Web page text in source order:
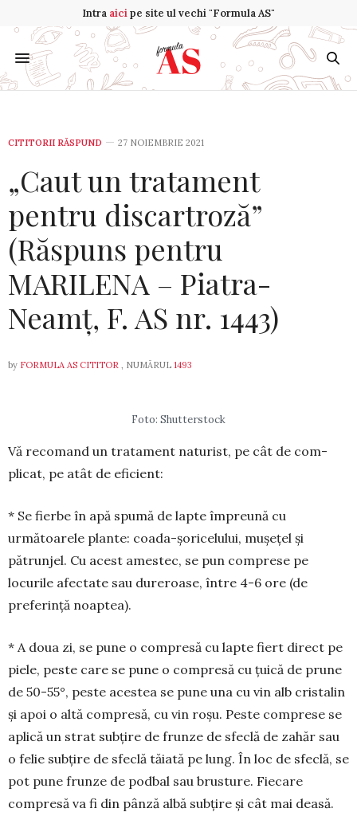
Intra aicipe site ul vechi "Formula AS"
CITITORII RĂSPUND 27 NOIEMBRIE 2021
„Caut un tratament
pentru discartroză”
(Răspuns pentru
MARILENA – Piatra-
Neamț, F. AS nr. 1443)
by FORMULA AS CITITOR , NUMĂRUL 1493
Foto: Shutterstock
Vă recomand un tratament naturist, pe cât de com­
plicat, pe atât de eficient:
* Se fierbe în apă spumă de lapte împreună cu
următoarele plante: coada-șo­ri­ce­lului, mușețel și
pătrunjel. Cu acest amestec, se pun comprese pe
locurile afectate sau dureroase, între 4-6 ore (de
preferință noaptea).
* A doua zi, se pune o com­presă cu lapte fiert direct pe
pie­le, peste care se pune o compresă cu țuică de prune
de 50-55°, peste acestea se pune una cu vin alb cristalin
și apoi o altă compresă, cu vin roșu. Peste comprese se
apli­că un strat subțire de frunze de sfeclă de zahăr sau
o felie sub­țire de sfeclă tă­iată pe lung. În loc de sfeclă, se
pot pune frunze de podbal sau brus­tu­re. Fiecare
compresă va fi din pânză albă subțire și cât mai deasă.